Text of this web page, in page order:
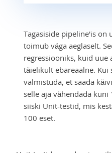
Tagasiside pipeline'is on
toimub väga aeglaselt.
regressiooniks, kuid uue
täielikult ebareaalne. Kui
valmistuda, et saada
selle aja vähendada
siiski Unit-testid, mis
100 eset.